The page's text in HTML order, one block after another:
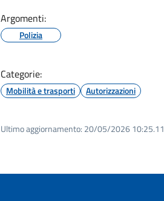
Argomenti:
Polizia
Categorie:
Mobilità e trasporti Autorizzazioni
Ultimo aggiornamento: 20/05/2026 10:25.11